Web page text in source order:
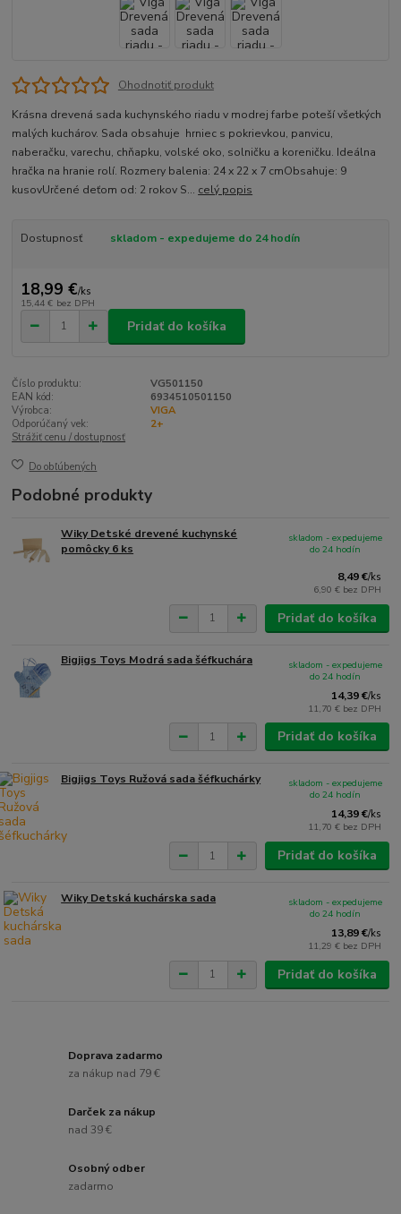
Ohodnotiť produkt
Krásna drevená sada kuchynského riadu v modrej farbe poteší všetkých
malých kuchárov. Sada obsahuje hrniec s pokrievkou, panvicu,
naberačku, varechu, chňapku, volské oko, solničku a koreničku. Ideálna
hračka na hranie rolí. Rozmery balenia: 24 x 22 x 7 cmObsahuje: 9
kusovUrčené deťom od: 2 rokov S... celý popis
Dostupnosť skladom - expedujeme do 24 hodín
18,99 €/ks
15,44 € bez DPH
Pridať do košíka
Číslo produktu:
VG501150
EAN kód:
6934510501150
Výrobca:
VIGA
Odporúčaný vek:
2+
Strážiť cenu / dostupnosť
Do obľúbených
Podobné produkty
Wiky Detské drevené kuchynské
pomôcky 6 ks
8,49 €/ks
6,90 € bez DPH
skladom - expedujeme
do 24 hodín
Pridať do košíka
Bigjigs Toys Modrá sada šéfkuchára
14,39 €/ks
11,70 € bez DPH
skladom - expedujeme
do 24 hodín
Pridať do košíka
Bigjigs Toys Ružová sada šéfkuchárky
14,39 €/ks
11,70 € bez DPH
skladom - expedujeme
do 24 hodín
Pridať do košíka
Wiky Detská kuchárska sada
13,89 €/ks
11,29 € bez DPH
skladom - expedujeme
do 24 hodín
Pridať do košíka
Doprava zadarmo
za nákup nad 79 €
Darček za nákup
nad 39 €
Osobný odber
zadarmo